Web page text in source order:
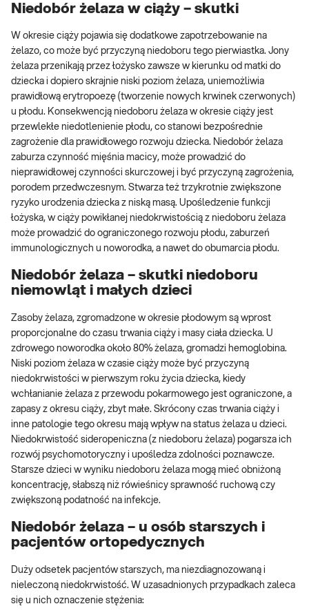
Niedobór żelaza w ciąży – skutki
W okresie ciąży pojawia się dodatkowe zapotrzebowanie na
żelazo, co może być przyczyną niedoboru tego pierwiastka. Jony
żelaza przenikają przez łożysko zawsze w kierunku od matki do
dziecka i dopiero skrajnie niski poziom żelaza, uniemożliwia
prawidłową erytropoezę (tworzenie nowych krwinek czerwonych)
u płodu. Konsekwencją niedoboru żelaza w okresie ciąży jest
przewlekłe niedotlenienie płodu, co stanowi bezpośrednie
zagrożenie dla prawidłowego rozwoju dziecka. Niedobór żelaza
zaburza czynność mięśnia macicy, może prowadzić do
nieprawidłowej czynności skurczowej i być przyczyną zagrożenia,
porodem przedwczesnym. Stwarza też trzykrotnie zwiększone
ryzyko urodzenia dziecka z niską masą. Upośledzenie funkcji
łożyska, w ciąży powikłanej niedokrwistością z niedoboru żelaza
może prowadzić do ograniczonego rozwoju płodu, zaburzeń
immunologicznych u noworodka, a nawet do obumarcia płodu.
Niedobór żelaza – skutki niedoboru
niemowląt i małych dzieci
Zasoby żelaza, zgromadzone w okresie płodowym są wprost
proporcjonalne do czasu trwania ciąży i masy ciała dziecka. U
zdrowego noworodka około 80% żelaza, gromadzi hemoglobina.
Niski poziom żelaza w czasie ciąży może być przyczyną
niedokrwistości w pierwszym roku życia dziecka, kiedy
wchłanianie żelaza z przewodu pokarmowego jest ograniczone, a
zapasy z okresu ciąży, zbyt małe. Skrócony czas trwania ciąży i
inne patologie tego okresu mają wpływ na status żelaza u dzieci.
Niedokrwistość sideropeniczna (z niedoboru żelaza) pogarsza ich
rozwój psychomotoryczny i upośledza zdolności poznawcze.
Starsze dzieci w wyniku niedoboru żelaza mogą mieć obniżoną
koncentrację, słabszą niż rówieśnicy sprawność ruchową czy
zwiększoną podatność na infekcje.
Niedobór żelaza – u osób starszych i
pacjentów ortopedycznych
Duży odsetek pacjentów starszych, ma niezdiagnozowaną i
nieleczoną niedokrwistość. W uzasadnionych przypadkach zaleca
się u nich oznaczenie stężenia: